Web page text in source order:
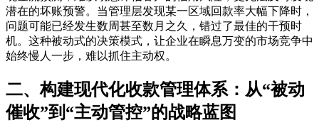
潜在的坏账预警。当管理层发现某一区域回款率大幅下降时，
问题可能已经发生数周甚至数月之久，错过了最佳的干预时
机。这种被动式的决策模式，让企业在瞬息万变的市场竞争中
始终慢人一步，难以抓住主动权。
二、构建现代化收款管理体系：从“被动
催收”到“主动管控”的战略蓝图